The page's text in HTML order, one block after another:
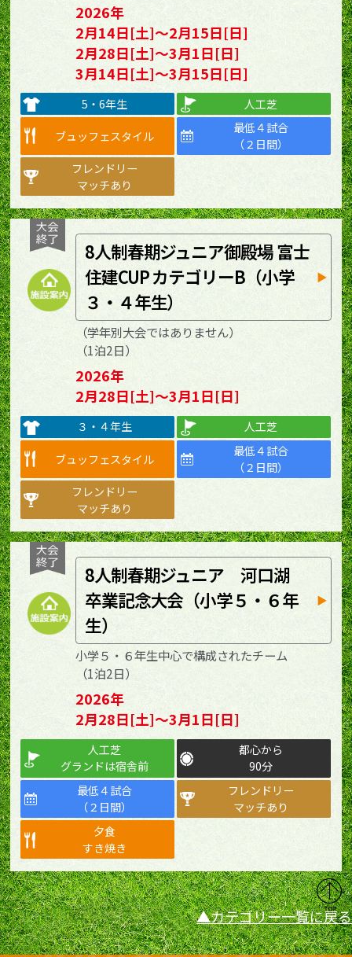
2026年
2月14日[土]～2月15日[日]
2月28日[土]～3月1日[日]
3月14日[土]～3月15日[日]
5・6年生 人工芝
ブュッフェスタイル
最低４試合
（２日間）
フレンドリー
マッチあり
8人制春期ジュニア御殿場 富士
住建CUP カテゴリーB（小学
３・４年生）
（学年別大会ではありません）
（1泊2日）
2026年
2月28日[土]～3月1日[日]
３・４年生 人工芝
ブュッフェスタイル
最低４試合
（２日間）
フレンドリー
マッチあり
8人制春期ジュニア 河口湖
卒業記念大会（小学５・６年
生）
小学５・６年生中心で構成されたチーム
（1泊2日）
2026年
2月28日[土]～3月1日[日]
人工芝
グランドは宿舎前
都心から
90分
最低４試合
（２日間）
フレンドリー
マッチあり
夕食
すき焼き
カテゴリー一覧に戻る